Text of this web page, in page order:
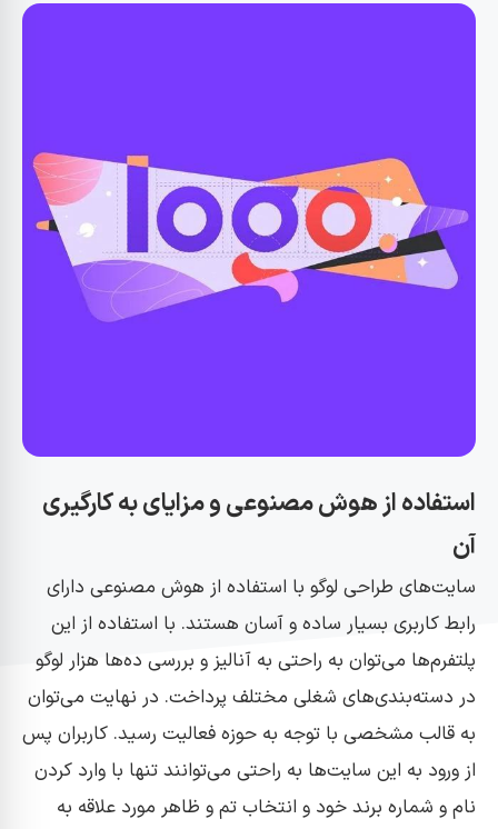
استفاده از هوش مصنوعی و مزایای به کارگیری
آن
سایت‌های طراحی لوگو با استفاده از هوش مصنوعی دارای
رابط کاربری بسیار ساده و آسان هستند. با استفاده از این
پلتفرم‌ها می‌توان به راحتی به آنالیز و بررسی ده‌ها هزار لوگو
در دسته‌بندی‌های شغلی مختلف پرداخت. در نهایت می‌توان
به قالب مشخصی با توجه به حوزه فعالیت رسید‌. کاربران پس
از ورود به این سایت‌ها به راحتی می‌توانند تنها با وارد کردن
نام و شماره برند خود و انتخاب تم و ظاهر مورد علاقه به